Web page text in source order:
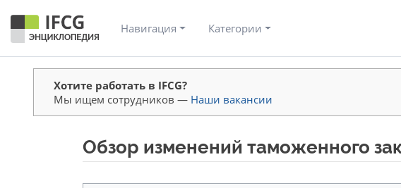
Навигация Категории
Хотите работать в IFCG?
Мы ищем сотрудников — Наши вакансии
Обзор изменений таможенного
Перейти к:навигация,поиск